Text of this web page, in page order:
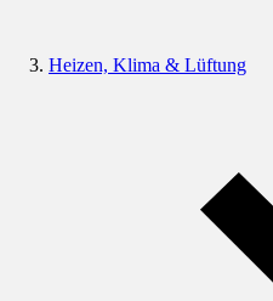
Heizen, Klima & Lüftung